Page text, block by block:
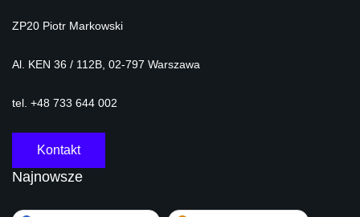
ZP20 Piotr Markowski
Al. KEN 36 / 112B, 02-797 Warszawa
tel. +48 733 644 002
Kontakt
Najnowsze